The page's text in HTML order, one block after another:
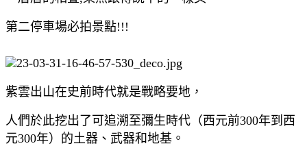
第二停車場必拍景點!!!
紫雲出山在史前時代就是戰略要地，
人們於此挖出了可追溯至彌生時代（西元前300年到西
元300年）的土器、武器和地基。